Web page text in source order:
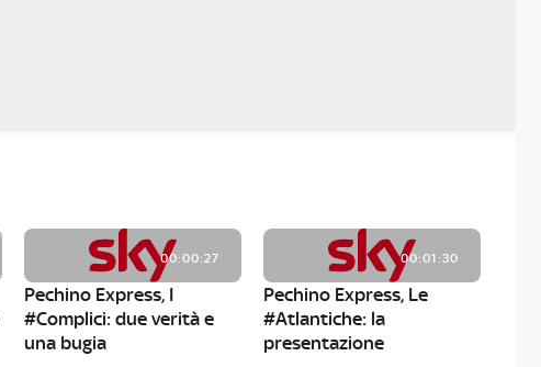
00:00:27
Pechino Express, I
#Complici: due verità e
una bugia
00:01:30
Pechino Express, Le
#Atlantiche: la
presentazione